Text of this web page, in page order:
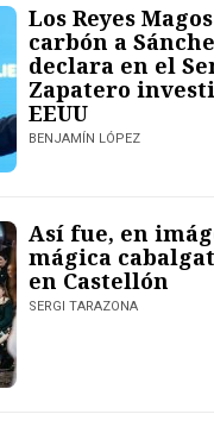
Los Reyes
carbón a
declara en el
Zapatero
EEUU
BENJAMÍN LÓPEZ
Así fue, en
mágica
en Castellón
SERGI TARAZONA